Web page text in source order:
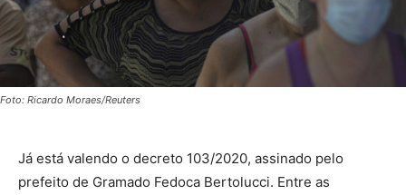
Foto: Ricardo Moraes/Reuters
Já está valendo o decreto 103/2020, assinado pelo
prefeito de Gramado Fedoca Bertolucci. Entre as